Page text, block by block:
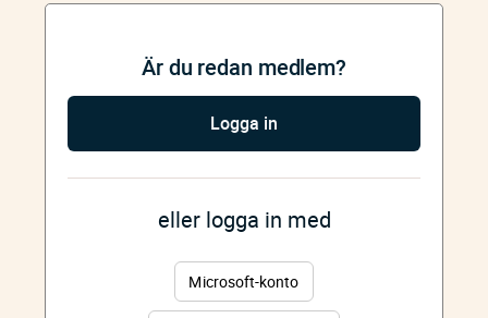
Är du redan medlem?
Logga in
eller logga in med
Microsoft-konto